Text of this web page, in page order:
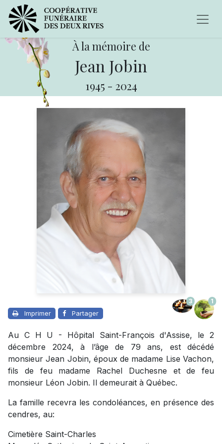
À la mémoire de
Jean Jobin
1945 - 2024
Imprimer Partager
3 1
Au C H U - Hôpital Saint-François d'Assise, le 2
décembre 2024, à l’âge de 79 ans, est décédé
monsieur Jean Jobin, époux de madame Lise Vachon,
fils de feu madame Rachel Duchesne et de feu
monsieur Léon Jobin. Il demeurait à Québec.
La famille recevra les condoléances, en présence des
cendres, au:
Cimetière Saint-Charles